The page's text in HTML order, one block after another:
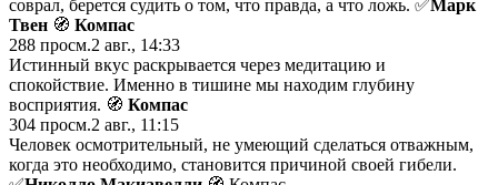
соврал, берется судить о том, что правда, а что ложь. ✅Марк
Твен 🧭 Компас
288 просм.2 авг., 14:33
Истинный вкус раскрывается через медитацию и
спокойствие. Именно в тишине мы находим глубину
восприятия. 🧭 Компас
304 просм.2 авг., 11:15
Человек осмотрительный, не умеющий сделаться отважным,
когда это необходимо, становится причиной своей гибели.